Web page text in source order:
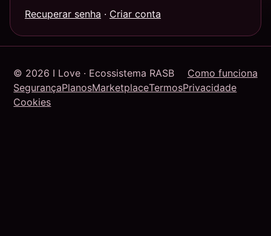
Recuperar senha · Criar conta
© 2026 I Love · Ecossistema RASB
Como funciona
SegurançaPlanosMarketplaceTermosPrivacidade
Cookies